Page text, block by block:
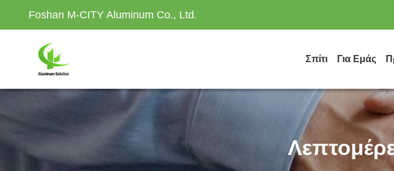
Foshan M-CITY Aluminum Co., Ltd.
Σπίτι Για Εμάς